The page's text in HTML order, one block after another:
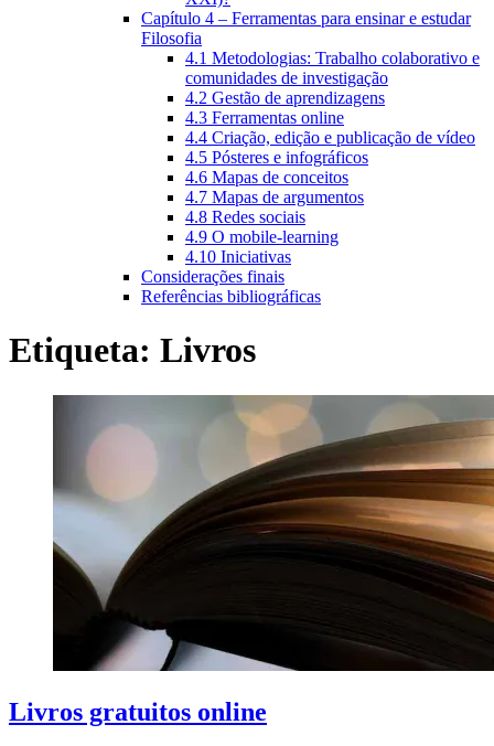
Capítulo 4 – Ferramentas para ensinar e estudar
Filosofia
4.1 Metodologias: Trabalho colaborativo e
comunidades de investigação
4.2 Gestão de aprendizagens
4.3 Ferramentas online
4.4 Criação, edição e publicação de vídeo
4.5 Pósteres e infográficos
4.6 Mapas de conceitos
4.7 Mapas de argumentos
4.8 Redes sociais
4.9 O mobile-learning
4.10 Iniciativas
Considerações finais
Referências bibliográficas
Etiqueta: Livros
Livros gratuitos online